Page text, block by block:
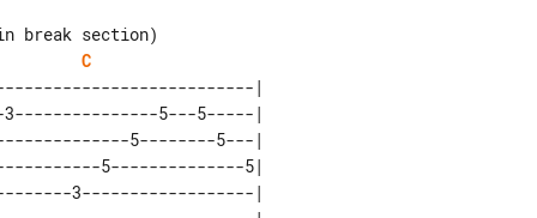
C
|
5---5-----|
5--------5---|
5--------------5|
3------------------|